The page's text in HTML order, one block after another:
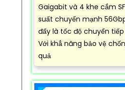
Gaigabit và 4 khe cắm
suất chuyển mạnh
đấy là tốc độ chuyển tiếp
Với khẳ năng bảo vệ
quả